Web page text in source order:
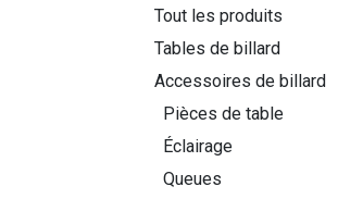
Tout les produits
Tables de billard
Accessoires de billard
Pièces de table
Éclairage
Queues